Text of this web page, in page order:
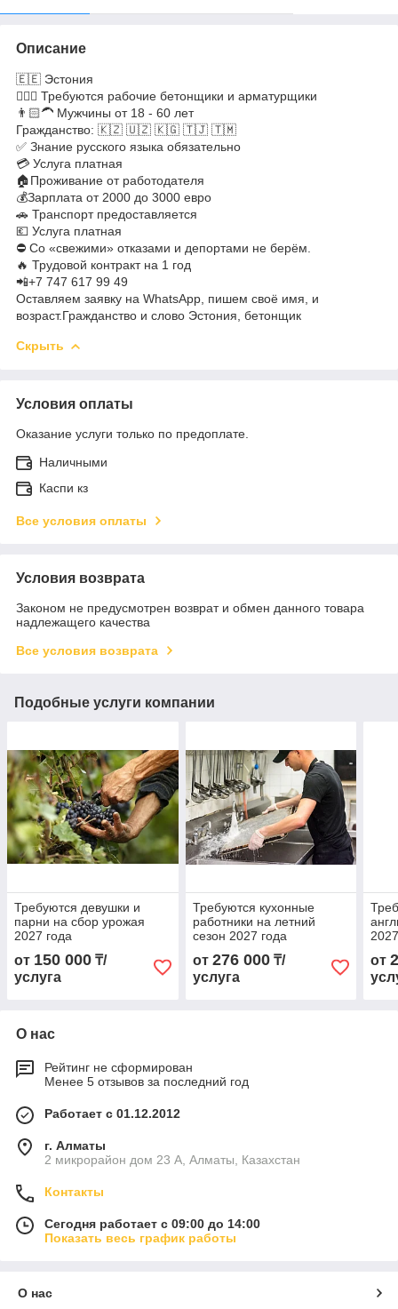
Описание
🇪🇪 Эстония
👷🏼‍♂️ Требуются рабочие бетонщики и арматурщики
👨🏻‍🦱 Мужчины от 18 - 60 лет
Гражданство: 🇰🇿 🇺🇿 🇰🇬 🇹🇯 🇹🇲
✅ Знание русского языка обязательно
💳 Услуга платная
🏠Проживание от работодателя
💰Зарплата от 2000 до 3000 евро
🚗 Транспорт предоставляется
💶 Услуга платная
⛔️ Со «свежими» отказами и депортами не берём.
🔥 Трудовой контракт на 1 год
📲+7 747 617 99 49
Оставляем заявку на WhatsApp, пишем своё имя, и
возраст.Гражданство и слово Эстония, бетонщик
Скрыть
Условия оплаты
Оказание услуги только по предоплате.
Наличными
Каспи кз
Все условия оплаты
Условия возврата
Законом не предусмотрен возврат и обмен данного товара
надлежащего качества
Все условия возврата
Подобные услуги компании
Требуются девушки и
парни на сбор урожая
2027 года
от 150 000 ₸/
услуга
Требуются кухонные
работники на летний
сезон 2027 года
от 276 000₸/
услуга
от
О нас
Рейтинг не сформирован
Менее 5 отзывов за последний год
Работает с 01.12.2012
г. Алматы
2 микрорайон дом 23 А, Алматы, Казахстан
Контакты
Сегодня работает с 09:00 до 14:00
Показать весь график работы
О нас